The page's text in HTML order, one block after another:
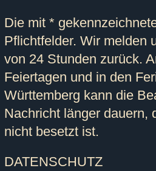
Die mit *
Pflichtfelder. Wir melden
von 24 Stunden zurück.
Feiertagen und in den
Württemberg kann die
Nachricht länger dauern,
nicht besetzt ist.
DATENSCHUTZ